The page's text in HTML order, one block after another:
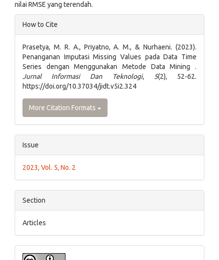
nilai RMSE yang terendah.
Article
Details
How to Cite
Prasetya, M. R. A., Priyatno, A. M., & Nurhaeni. (2023).
Penanganan Imputasi Missing Values pada Data Time
Series dengan Menggunakan Metode Data Mining .
Jurnal Informasi Dan Teknologi, 5(2), 52-62.
https://doi.org/10.37034/jidt.v5i2.324
More Citation Formats
Issue
2023, Vol. 5, No. 2
Section
Articles